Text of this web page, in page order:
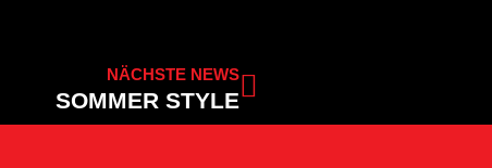
NÄCHSTE NEWS
SOMMER STYLE